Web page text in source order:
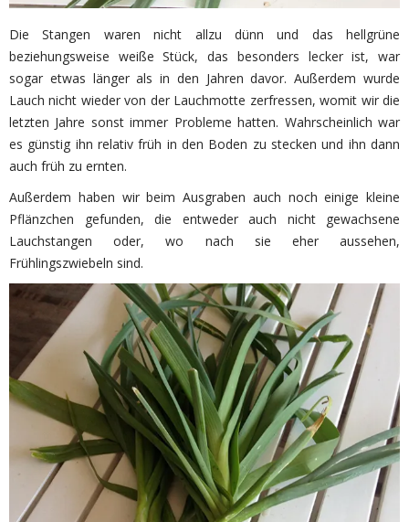
Die Stangen waren nicht allzu dünn und das hellgrüne
beziehungsweise weiße Stück, das besonders lecker ist, war
sogar etwas länger als in den Jahren davor. Außerdem wurde
Lauch nicht wieder von der Lauchmotte zerfressen, womit wir die
letzten Jahre sonst immer Probleme hatten. Wahrscheinlich war
es günstig ihn relativ früh in den Boden zu stecken und ihn dann
auch früh zu ernten.
Außerdem haben wir beim Ausgraben auch noch einige kleine
Pflänzchen gefunden, die entweder auch nicht gewachsene
Lauchstangen oder, wo nach sie eher aussehen,
Frühlingszwiebeln sind.